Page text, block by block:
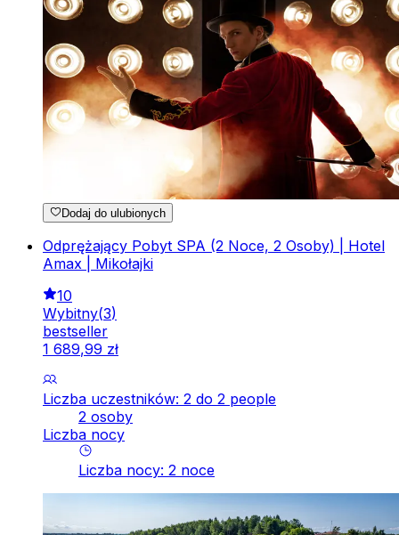
Dodaj do ulubionych
Odprężający Pobyt SPA (2 Noce, 2 Osoby) | Hotel
Amax | Mikołajki
10
Wybitny(3)
bestseller
1 689,99 zł
Liczba uczestników: 2 do 2 people
2 osoby
Liczba nocy
Liczba nocy: 2 noce